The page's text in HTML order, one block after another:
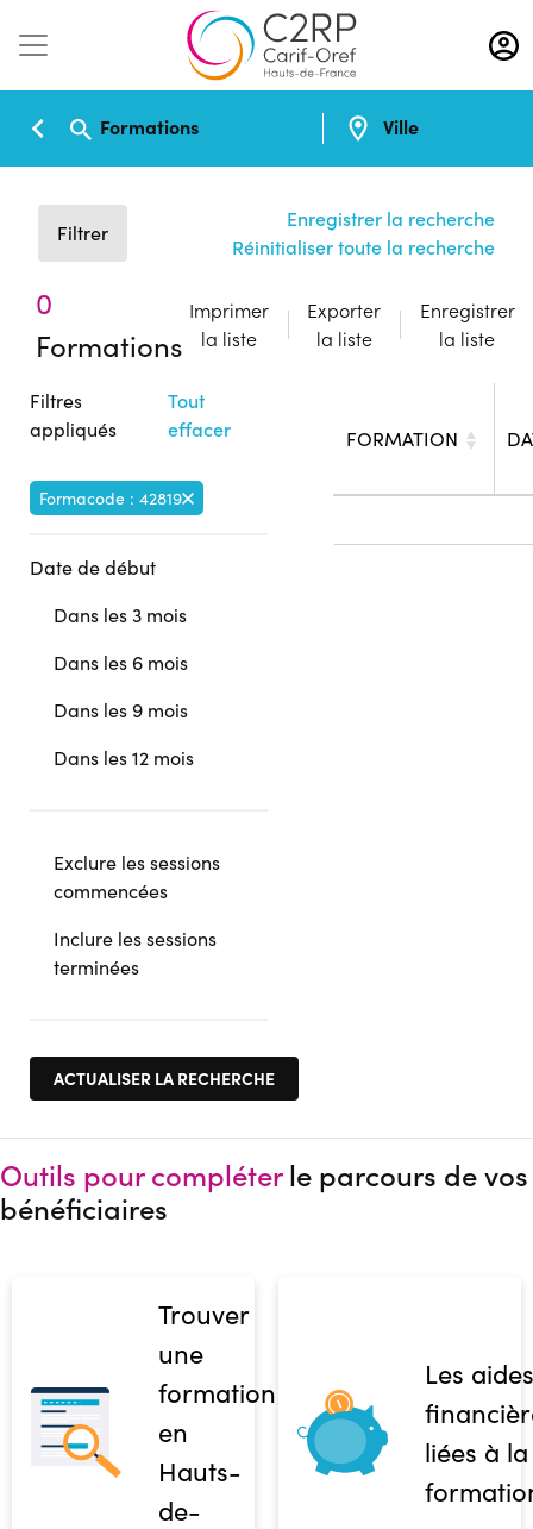
Aller
au
contenu
Formations Ville
Filtrer
Enregistrer la recherche
Réinitialiser toute la recherche
0
Formations
Imprimer
la liste
Exporter
la liste
Enregistrer
la liste
Filtres
appliqués
Tout
effacer
Formacode : 42819
Date de début
Dans les 3 mois
Dans les 6 mois
Dans les 9 mois
Dans les 12 mois
Exclure les sessions
commencées
Inclure les sessions
terminées
FORMATION
Outils pour compléterle parcours de vos
bénéficiaires
Trouver
une
formation
en
Hauts-
de-
Les aides
liées à la